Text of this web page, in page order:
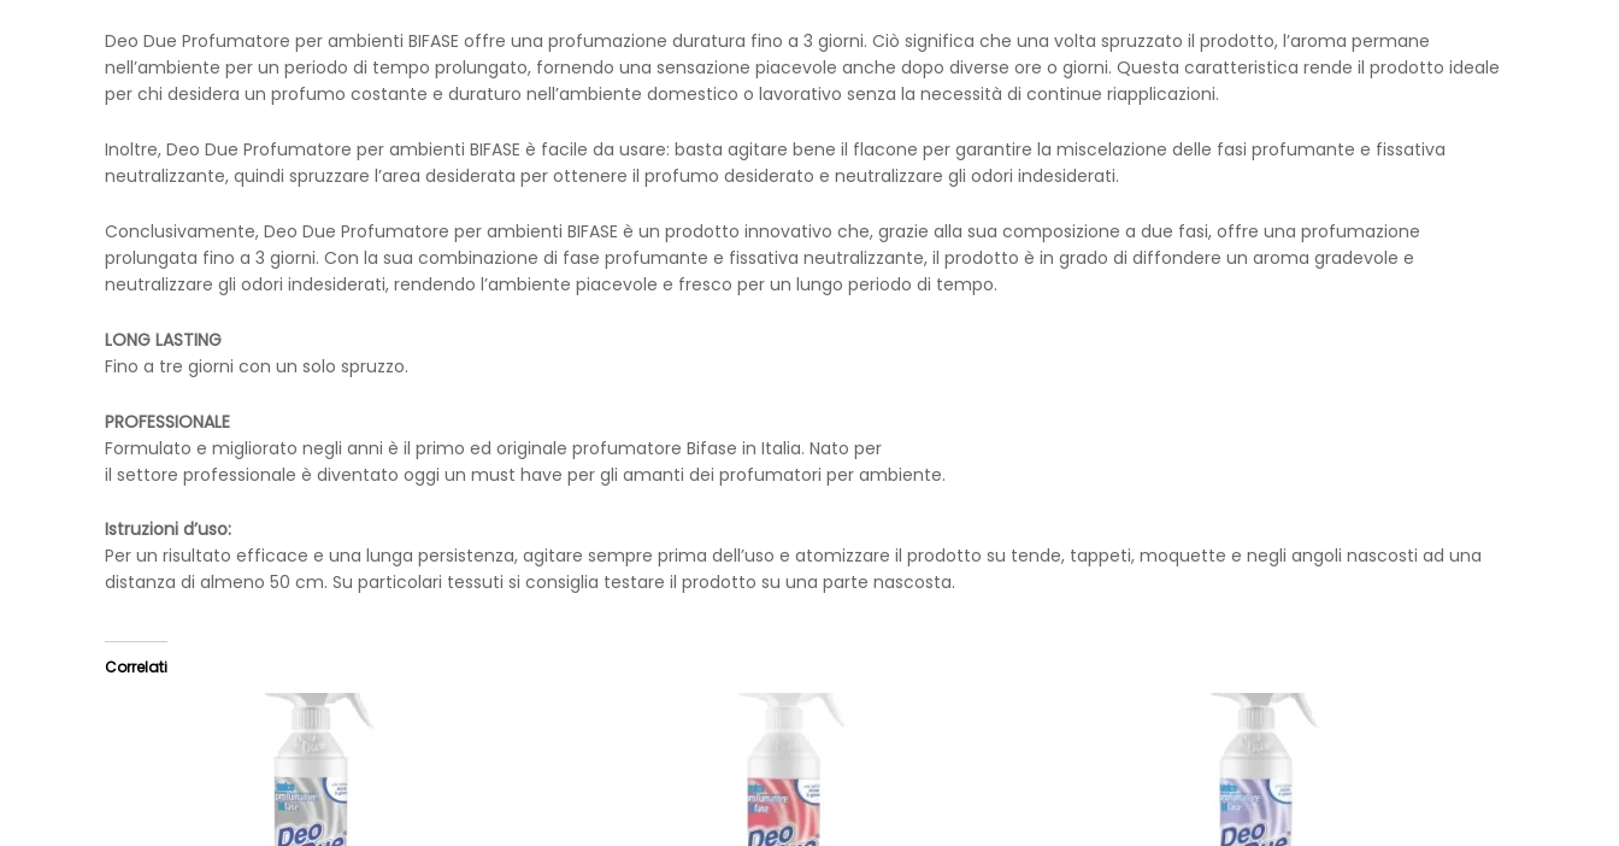
Deo Due Profumatore per ambienti BIFASE offre una profumazione duratura fino a 3 giorni. Ciò significa che una volta spruzzato il prodotto, l’aroma permane
nell’ambiente per un periodo di tempo prolungato, fornendo una sensazione piacevole anche dopo diverse ore o giorni. Questa caratteristica rende il prodotto ideale
per chi desidera un profumo costante e duraturo nell’ambiente domestico o lavorativo senza la necessità di continue riapplicazioni.
Inoltre, Deo Due Profumatore per ambienti BIFASE è facile da usare: basta agitare bene il flacone per garantire la miscelazione delle fasi profumante e fissativa
neutralizzante, quindi spruzzare l’area desiderata per ottenere il profumo desiderato e neutralizzare gli odori indesiderati.
Conclusivamente, Deo Due Profumatore per ambienti BIFASE è un prodotto innovativo che, grazie alla sua composizione a due fasi, offre una profumazione
prolungata fino a 3 giorni. Con la sua combinazione di fase profumante e fissativa neutralizzante, il prodotto è in grado di diffondere un aroma gradevole e
neutralizzare gli odori indesiderati, rendendo l’ambiente piacevole e fresco per un lungo periodo di tempo.
LONG LASTING
Fino a tre giorni con un solo spruzzo.
PROFESSIONALE
Formulato e migliorato negli anni è il primo ed originale profumatore Bifase in Italia. Nato per
il settore professionale è diventato oggi un must have per gli amanti dei profumatori per ambiente.
Istruzioni d’uso:
Per un risultato efficace e una lunga persistenza, agitare sempre prima dell’uso e atomizzare il prodotto su tende, tappeti, moquette e negli angoli nascosti ad una
distanza di almeno 50 cm. Su particolari tessuti si consiglia testare il prodotto su una parte nascosta.
Correlati